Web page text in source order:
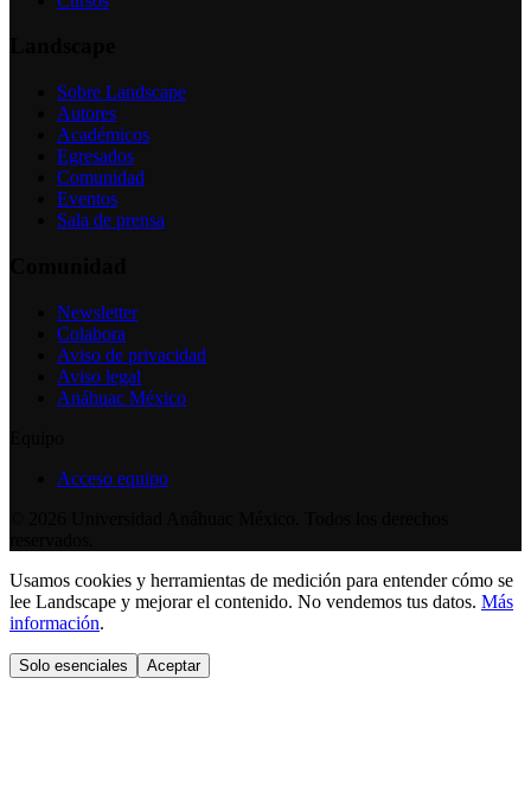
Sobre Landscape
Autores
Académicos
Egresados
Comunidad
Eventos
Sala de prensa
Newsletter
Colabora
Aviso de privacidad
Aviso legal
Anáhuac México
Acceso equipo
Usamos cookies y herramientas de medición para entender cómo se
lee Landscape y mejorar el contenido. No vendemos tus datos. Más
información.
Solo esenciales Aceptar